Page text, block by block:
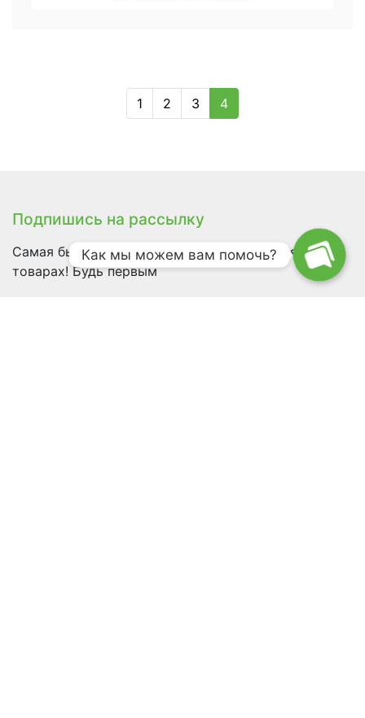
1 2 3 4
Подпишись на рассылку
Самая быстрая информация об обновлениях и
товарах! Будь первым
Как мы можем вам помочь?